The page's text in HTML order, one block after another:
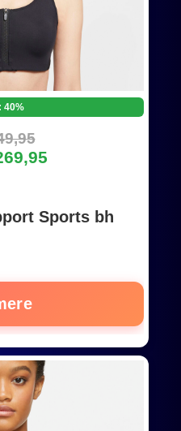
40%
Sports bh